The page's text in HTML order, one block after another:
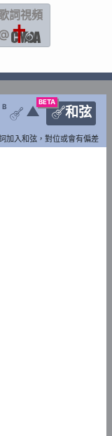
詞視頻
BETA
和弦
B
 ▲
加入和弦，對位或會有偏差